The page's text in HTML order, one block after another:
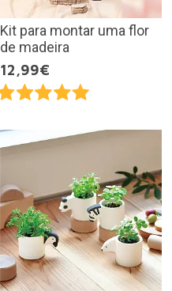
Kit para montar uma flor
de madeira
12,99€